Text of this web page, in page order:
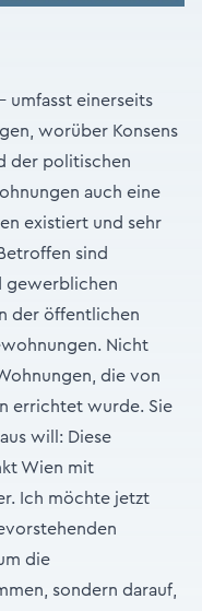
umfasst einerseits
worüber Konsens
der politischen
auch eine
existiert und sehr
sind
gewerblichen
der öffentlichen
Nicht
die von
errichtet wurde. Sie
will: Diese
Wien mit
Ich möchte jetzt
die
sondern darauf,